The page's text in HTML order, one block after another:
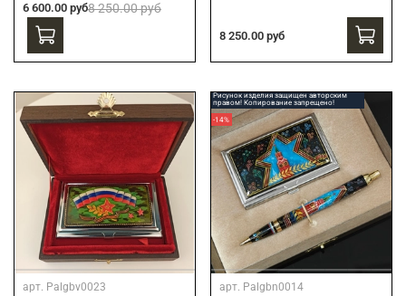
6 600.00 руб8 250.00 руб
8 250.00 руб
арт. Palgbv0023
Рисунок изделия защищен авторским
правом! Копирование запрещено!
-14%
арт. Palgbn0014